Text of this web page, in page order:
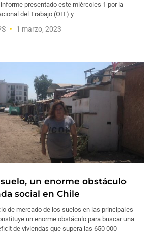
presentado este miércoles 1 por la
del Trabajo (OIT) y
1 marzo, 2023
un enorme obstáculo
social en Chile
de mercado de los suelos en las principales
un enorme obstáculo para buscar una
de viviendas que supera las 650 000